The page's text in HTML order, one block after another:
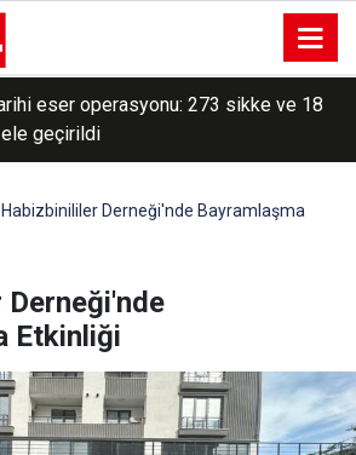
deprem
Habizbinililer Derneği'nde Bayramlaşma
Etkinliği